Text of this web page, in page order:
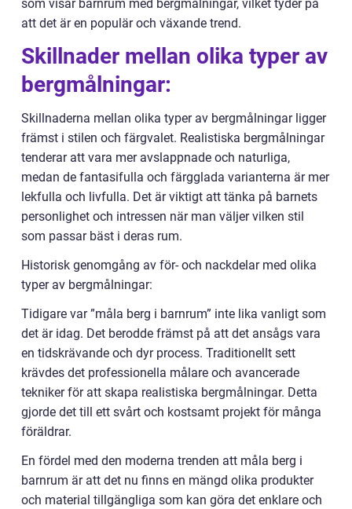
som visar barnrum med bergmålningar, vilket tyder på
att det är en populär och växande trend.
Skillnader mellan olika typer av
bergmålningar:
Skillnaderna mellan olika typer av bergmålningar ligger
främst i stilen och färgvalet. Realistiska bergmålningar
tenderar att vara mer avslappnade och naturliga,
medan de fantasifulla och färgglada varianterna är mer
lekfulla och livfulla. Det är viktigt att tänka på barnets
personlighet och intressen när man väljer vilken stil
som passar bäst i deras rum.
Historisk genomgång av för- och nackdelar med olika
typer av bergmålningar:
Tidigare var ”måla berg i barnrum” inte lika vanligt som
det är idag. Det berodde främst på att det ansågs vara
en tidskrävande och dyr process. Traditionellt sett
krävdes det professionella målare och avancerade
tekniker för att skapa realistiska bergmålningar. Detta
gjorde det till ett svårt och kostsamt projekt för många
föräldrar.
En fördel med den moderna trenden att måla berg i
barnrum är att det nu finns en mängd olika produkter
och material tillgängliga som kan göra det enklare och